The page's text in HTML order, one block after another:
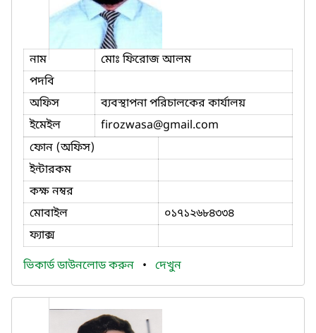
নাম
মোঃ ফিরোজ আলম
পদবি
অফিস
ব্যবস্থাপনা পরিচালকের কার্যালয়
ইমেইল
firozwasa@gmail.com
ফোন (অফিস)
ইন্টারকম
কক্ষ নম্বর
মোবাইল
০১৭১২৬৮৪৩৩৪
ফ্যাক্স
ভিকার্ড ডাউনলোড করুন • দেখুন